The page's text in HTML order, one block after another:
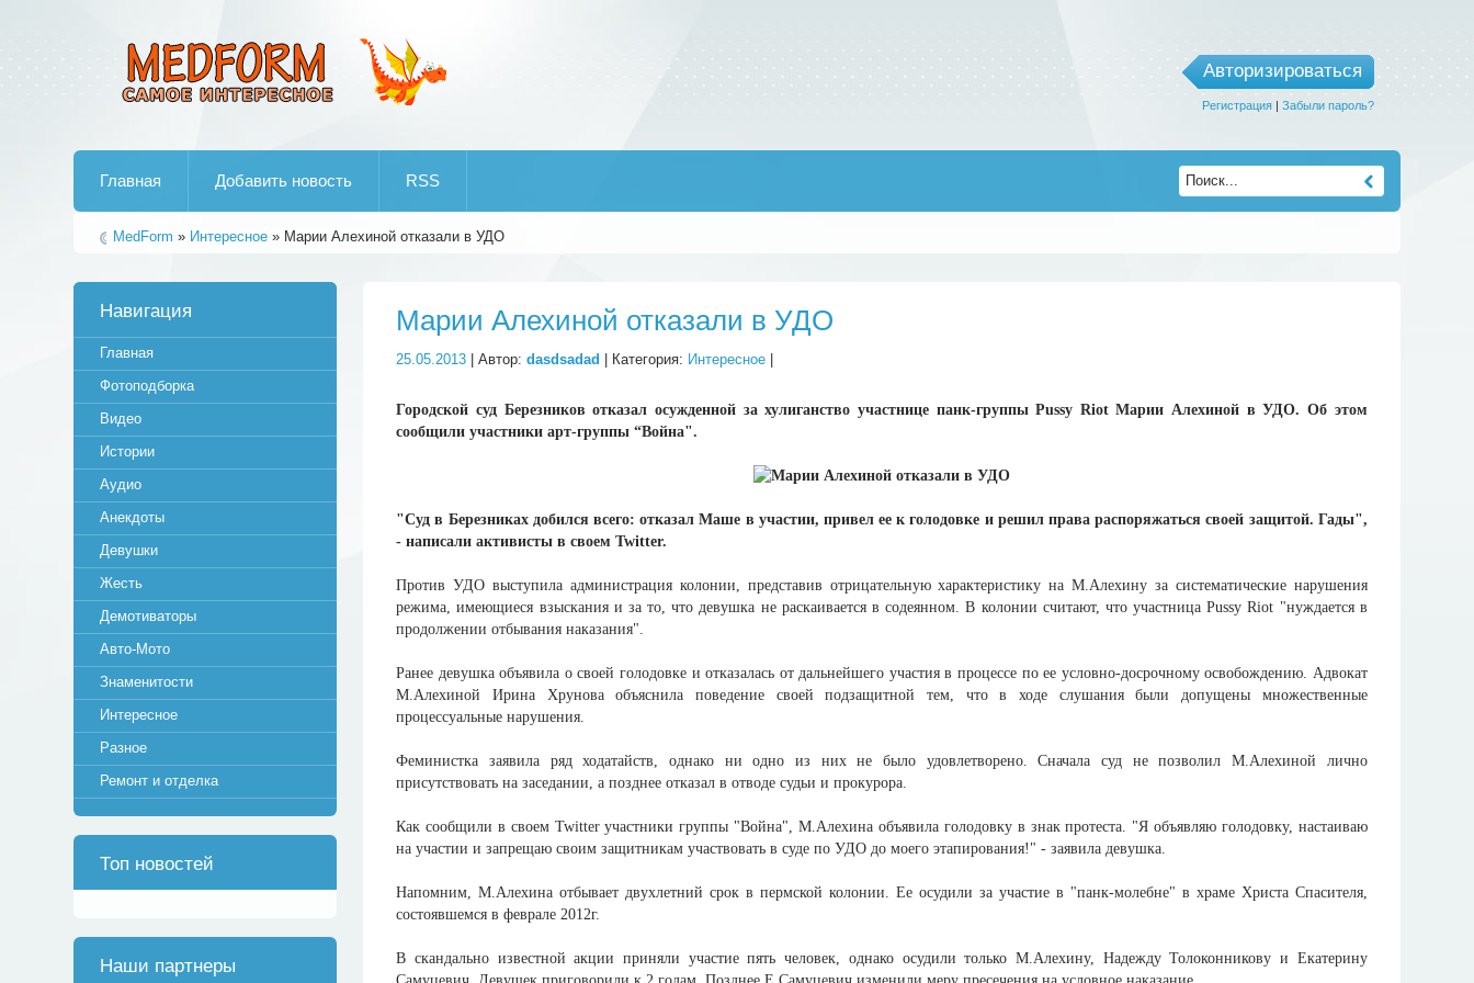
Авторизироваться
Регистрация| Забыли пароль?
Главная Добавить новость RSS
MedForm » Интересное » Марии Алехиной отказали в УДО
Марии Алехиной отказали в УДО
25.05.2013 | Автор:dasdsadad | Категория: Интересное
Городской суд Березников отказал осужденной за хулиганство участнице панк-группы Pussy Riot Марии Алехиной в УДО. Об этом
сообщили участники арт-группы “Война".
"Суд в Березниках добился всего: отказал Маше в участии, привел ее к голодовке и решил права распоряжаться своей защитой. Гады",
- написали активисты в своем Twitter.
Против УДО выступила администрация колонии, представив отрицательную характеристику на М.Алехину за систематические нарушения
режима, имеющиеся взыскания и за то, что девушка не раскаивается в содеянном. В колонии считают, что участница Pussy Riot "нуждается в
продолжении отбывания наказания".
Ранее девушка объявила о своей голодовке и отказалась от дальнейшего участия в процессе по ее условно-досрочному освобождению. Адвокат
М.Алехиной Ирина Хрунова объяснила поведение своей подзащитной тем, что в ходе слушания были допущены множественные
процессуальные нарушения.
Феминистка заявила ряд ходатайств, однако ни одно из них не было удовлетворено. Сначала суд не позволил М.Алехиной лично
присутствовать на заседании, а позднее отказал в отводе судьи и прокурора.
Как сообщили в своем Twitter участники группы "Война", М.Алехина объявила голодовку в знак протеста. "Я объявляю голодовку, настаиваю
на участии и запрещаю своим защитникам участвовать в суде по УДО до моего этапирования!" - заявила девушка.
Напомним, М.Алехина отбывает двухлетний срок в пермской колонии. Ее осудили за участие в "панк-молебне" в храме Христа Спасителя,
состоявшемся в феврале 2012г.
В скандально известной акции приняли участие пять человек, однако осудили только М.Алехину, Надежду Толоконникову и Екатерину
Навигация
Главная
Фотоподборка
Видео
Истории
Аудио
Анекдоты
Девушки
Жесть
Демотиваторы
Авто-Мото
Знаменитости
Интересное
Разное
Ремонт и отделка
Топ новостей
Наши партнеры